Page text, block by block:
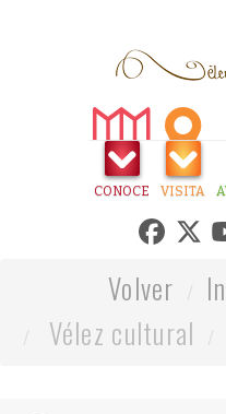
CONOCE VISITA
Volver
Vélez cultural